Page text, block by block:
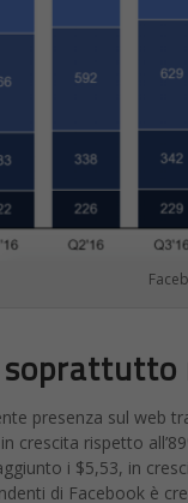
presenza sul web
crescita rispetto
i $5,53, in
di Facebook è